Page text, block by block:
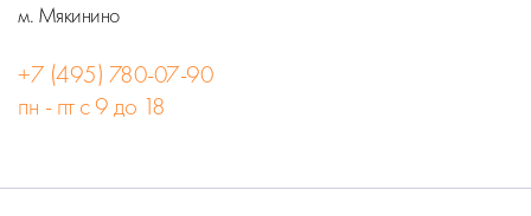
м. Мякинино
+7 (495) 780-07-90
пн - пт с 9 до 18